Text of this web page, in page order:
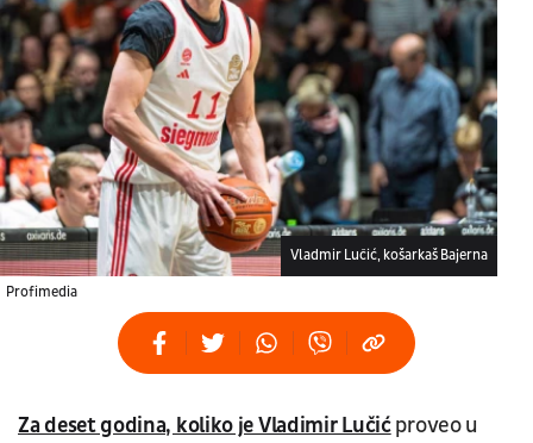
Profimedia
Vladmir Lučić, košarkaš Bajerna
Za deset godina, koliko je Vladimir Lučićproveo u